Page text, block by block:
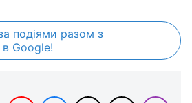
подіями разом з
Google!